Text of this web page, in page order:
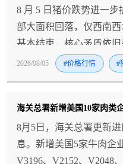
8 月 5 日猪价跌势进一
部大面积回落，仅西南
基本结束，核心矛盾依
来的集中出栏。短期行
2026/08/05 #价格行情 #
海关总署新增美国10家肉类
8月5日，海关总署更新
息。新增美国5家牛肉企
V3196、V2152、V2048